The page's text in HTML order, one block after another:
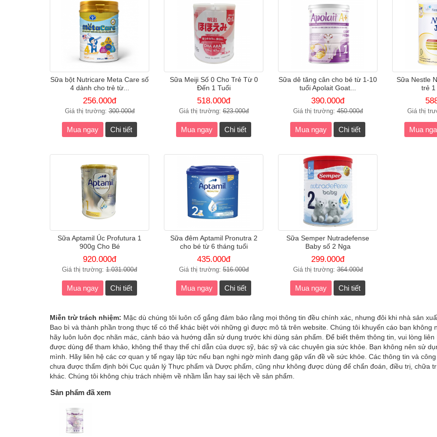
Sữa bột Nutricare Meta Care số
4 dành cho trẻ từ...
256.000đ
Giá thị trường:300.000đ
Mua ngay Chi tiết
Sữa Meiji Số 0 Cho Trẻ Từ 0
Đến 1 Tuổi
518.000đ
Giá thị trường:623.000đ
Mua ngay Chi tiết
Sữa dê tăng cân cho bé từ 1-10
tuổi Apolait Goat...
390.000đ
Giá thị trường:450.000đ
Mua ngay Chi tiết
Sữa Nestle
trẻ 1
Giá thị
Mua
Sữa Aptamil Úc Profutura 1
900g Cho Bé
920.000đ
Giá thị trường: 1.031.000đ
Mua ngay Chi tiết
Sữa đêm Aptamil Pronutra 2
cho bé từ 6 tháng tuổi
435.000đ
Giá thị trường:516.000đ
Mua ngay Chi tiết
Sữa Semper Nutradefense
Baby số 2 Nga
299.000đ
Giá thị trường:364.000đ
Mua ngay Chi tiết
Miễn trừ trách nhiệm: Mặc dù chúng tôi luôn cố gắng đảm bảo rằng mọi thông tin đều chính xác, nhưng đôi khi nhà sản
Bao bì và thành phần trong thực tế có thể khác biệt với những gì được mô tả trên website. Chúng tôi khuyến cáo bạn
hãy luôn luôn đọc nhãn mác, cảnh báo và hướng dẫn sử dụng trước khi dùng sản phẩm. Để biết thêm thông tin, vui lòng
được dùng để tham khảo, không thể thay thế chỉ dẫn của dược sỹ, bác sỹ và các chuyên gia sức khỏe. Bạn không nên sử
mình. Hãy liên hệ các cơ quan y tế ngay lập tức nếu bạn nghi ngờ mình đang gặp vấn đề về sức khỏe. Các thông tin và
chưa được thẩm định bởi Cục quản lý Thực phẩm và Dược phẩm, cũng như không được dùng để chẩn đoán, điều trị, chữa
khác. Chúng tôi không chịu trách nhiệm về nhầm lẫn hay sai lệch về sản phẩm.
Sản phẩm đã xem